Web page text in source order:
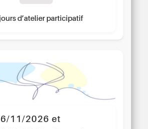
d’atelier participatif
11/2026 et